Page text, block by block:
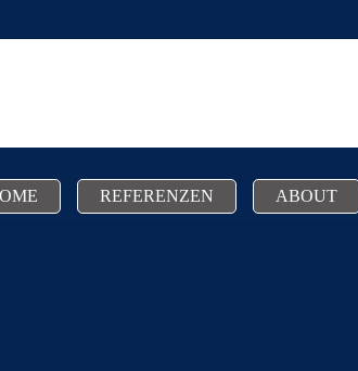
REFERENZEN ABOUT